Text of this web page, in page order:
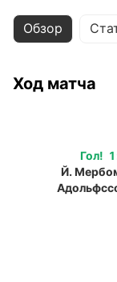
Обзор
Ход матча
Гол! 1
Й.